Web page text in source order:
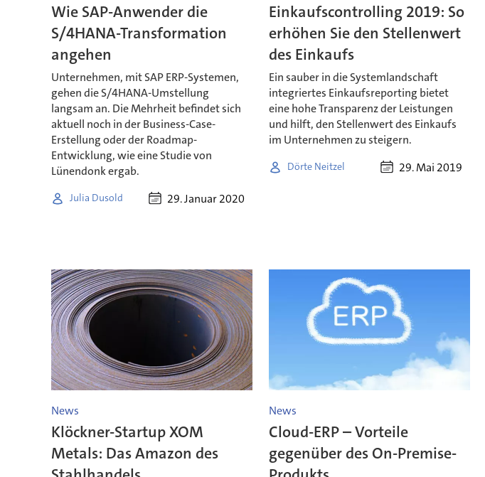
Wie SAP-Anwender die
S/4HANA-Transformation
angehen
Unternehmen, mit SAP ERP-Systemen,
gehen die S/4HANA-Umstellung
langsam an. Die Mehrheit befindet sich
aktuell noch in der Business-Case-
Erstellung oder der Roadmap-
Entwicklung, wie eine Studie von
Lünendonk ergab.
Julia Dusold 29. Januar 2020
Einkaufscontrolling 2019: So
erhöhen Sie den Stellenwert
des Einkaufs
Ein sauber in die Systemlandschaft
integriertes Einkaufsreporting bietet
eine hohe Transparenz der Leistungen
und hilft, den Stellenwert des Einkaufs
im Unternehmen zu steigern.
Dörte Neitzel 29. Mai 2019
News
Klöckner-Startup XOM
Metals: Das Amazon des
News
Cloud-ERP – Vorteile
gegenüber des On-Premise-